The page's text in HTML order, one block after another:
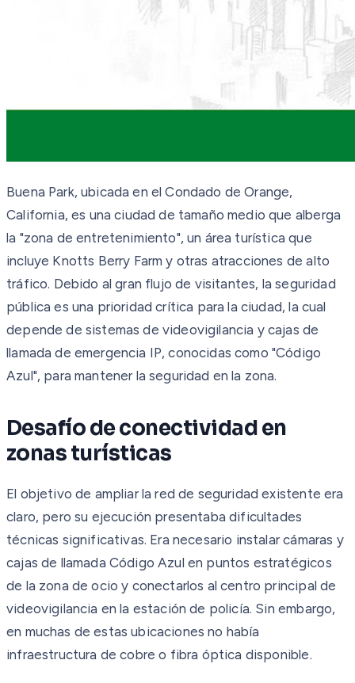
Buena Park, ubicada en el Condado de Orange,
California, es una ciudad de tamaño medio que alberga
la "zona de entretenimiento", un área turística que
incluye Knotts Berry Farm y otras atracciones de alto
tráfico. Debido al gran flujo de visitantes, la seguridad
pública es una prioridad crítica para la ciudad, la cual
depende de sistemas de videovigilancia y cajas de
llamada de emergencia IP, conocidas como "Código
Azul", para mantener la seguridad en la zona.
Desafío de conectividad en
zonas turísticas
El objetivo de ampliar la red de seguridad existente era
claro, pero su ejecución presentaba dificultades
técnicas significativas. Era necesario instalar cámaras y
cajas de llamada Código Azul en puntos estratégicos
de la zona de ocio y conectarlos al centro principal de
videovigilancia en la estación de policía. Sin embargo,
en muchas de estas ubicaciones no había
infraestructura de cobre o fibra óptica disponible.